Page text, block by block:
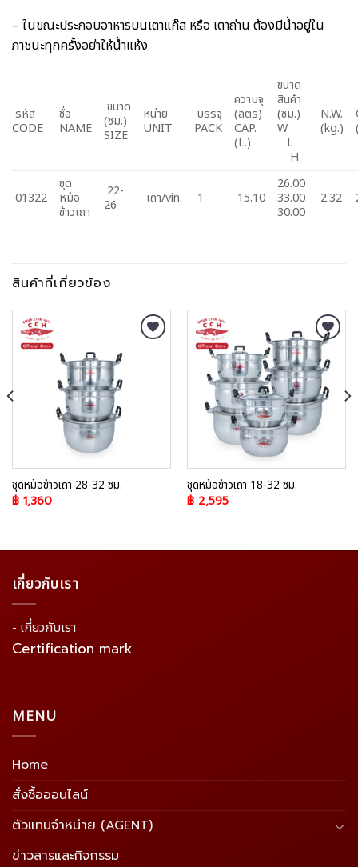
– ในขณะประกอบอาหารบนเตาแก๊ส หรือ เตาถ่าน ต้องมีน้ำอยู่ใน
ภาชนะทุกครั้งอย่าให้น้ำแห้ง
รหัส
CODE
ชื่อ
NAME
ขนาด
(ซม.)
SIZE
หน่าย
UNIT
บรรจุ
PACK
ความจุ
(ลิตร)
CAP.
(L.)
ขนาด
สินค้า
(ซม.)
W
L
H
N.W.
(kg.)
01322
ชุด
หม้อ
ข้าวเถา
22-
26
เถา/vin. 1 15.10
26.00
33.00
30.00
2.32
สินค้าที่เกี่ยวข้อง
ชุดหม้อข้าวเถา 28-32 ซม.
฿1,360
Add to
Wishlist
ชุดหม้อข้าวเถา 18-32 ซม.
฿2,595
เกี่ยวกับเรา
- เกี่ยวกับเรา
Certification mark
MENU
Home
สั่งซื้อออนไลน์
ตัวแทนจำหน่าย (AGENT)
ข่าวสารและกิจกรรม